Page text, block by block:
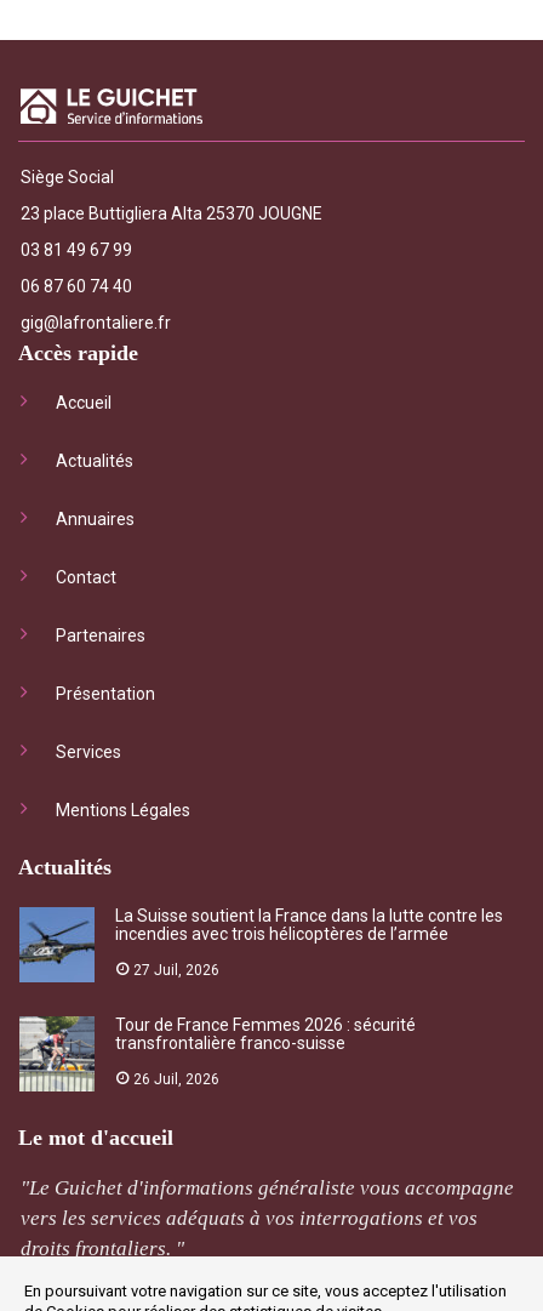
Siège Social
23 place Buttigliera Alta 25370 JOUGNE
03 81 49 67 99
06 87 60 74 40
gig@lafrontaliere.fr
Accès rapide
Accueil
Actualités
Annuaires
Contact
Partenaires
Présentation
Services
Mentions Légales
Actualités
La Suisse soutient la France dans la lutte contre les
incendies avec trois hélicoptères de l’armée
27 Juil, 2026
Tour de France Femmes 2026 : sécurité
transfrontalière franco-suisse
26 Juil, 2026
Le mot d'accueil
"Le Guichet d'informations généraliste vous accompagne
vers les services adéquats à vos interrogations et vos
droits frontaliers. "
En poursuivant votre navigation sur ce site, vous acceptez l'utilisation